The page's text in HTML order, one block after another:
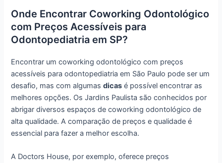
Onde Encontrar Coworking Odontológico
com Preços Acessíveis para
Odontopediatria em SP?
Encontrar um coworking odontológico com preços
acessíveis para odontopediatria em São Paulo pode ser um
desafio, mas com algumasdicas é possível encontrar as
melhores opções. Os Jardins Paulista são conhecidos por
abrigar diversos espaços de coworking odontológico de
alta qualidade. A comparação de preços e qualidade é
essencial para fazer a melhor escolha.
A Doctors House, por exemplo, oferece preços